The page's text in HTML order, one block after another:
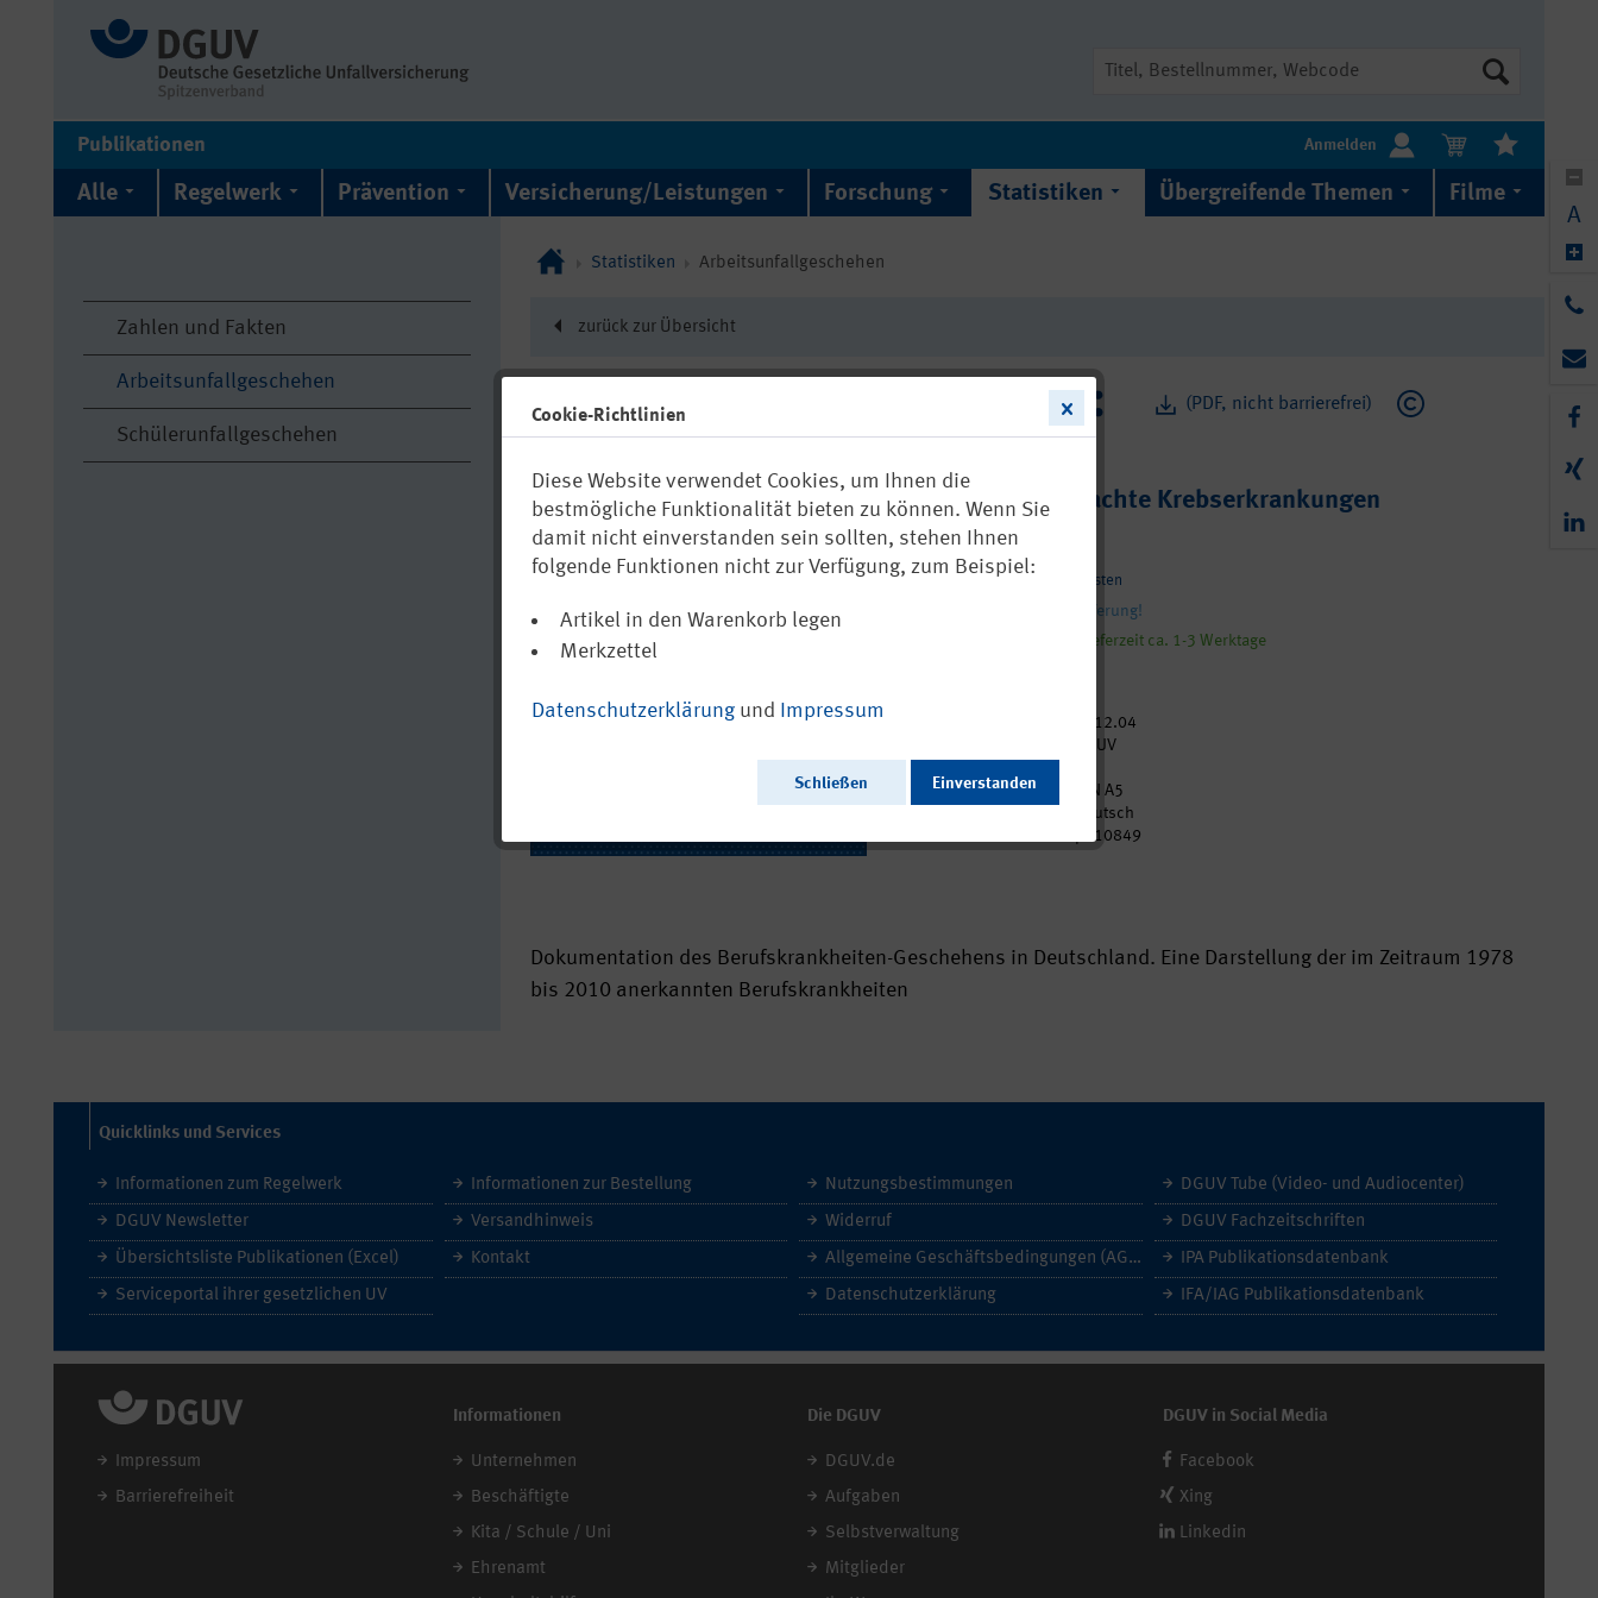
Publikationen Anmelden
Alle Regelwerk Prävention Versicherung/Leistungen Forschung Statistiken Übergreifende Themen Filme
Zahlen und Fakten
Arbeitsunfallgeschehen
Schülerunfallgeschehen
Statistiken Arbeitsunfallgeschehen
zurück zur Übersicht
(PDF, nicht barrierefrei)
Beruflich verursachte Krebserkrankungen
0,00 €
zzgl. Versandkosten
Versandkostenfreie Lieferung!
Sofort versandfertig, Lieferzeit ca. 1-3 Werktage
2012.04
DGUV
Format:
DIN A5
Deutsch
p010849
Dokumentation des Berufskrankheiten-Geschehens in Deutschland. Eine Darstellung der im Zeitraum 1978
bis 2010 anerkannten Berufskrankheiten
Quicklinks und Services
Informationen zum Regelwerk
DGUV Newsletter
Übersichtsliste Publikationen (Excel)
Serviceportal ihrer gesetzlichen UV
Informationen zur Bestellung
Versandhinweis
Kontakt
Nutzungsbestimmungen
Widerruf
Allgemeine Geschäftsbedingungen (AGB)
Datenschutzerklärung
DGUV Tube (Video- und Audiocenter)
DGUV Fachzeitschriften
IPA Publikationsdatenbank
IFA/IAG Publikationsdatenbank
Impressum
Barrierefreiheit
Informationen
Unternehmen
Beschäftigte
Kita / Schule / Uni
Ehrenamt
Die DGUV
DGUV.de
Aufgaben
Selbstverwaltung
Mitglieder
DGUV in Social Media
Facebook
Xing
Linkedin
A
Cookie-Richtlinien
Diese Website verwendet Cookies, um Ihnen die
bestmögliche Funktionalität bieten zu können. Wenn Sie
damit nicht einverstanden sein sollten, stehen Ihnen
folgende Funktionen nicht zur Verfügung, zum Beispiel:
Artikel in den Warenkorb legen
Merkzettel
Datenschutzerklärung und Impressum
Schließen Einverstanden